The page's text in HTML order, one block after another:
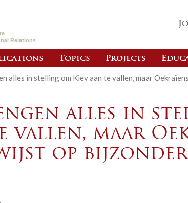
Relations
Topics Projects
alles in stelling om Kiev aan te vallen, maar
alles in
vallen, maar
op